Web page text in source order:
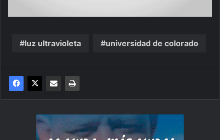
luz ultravioleta universidad de colorado